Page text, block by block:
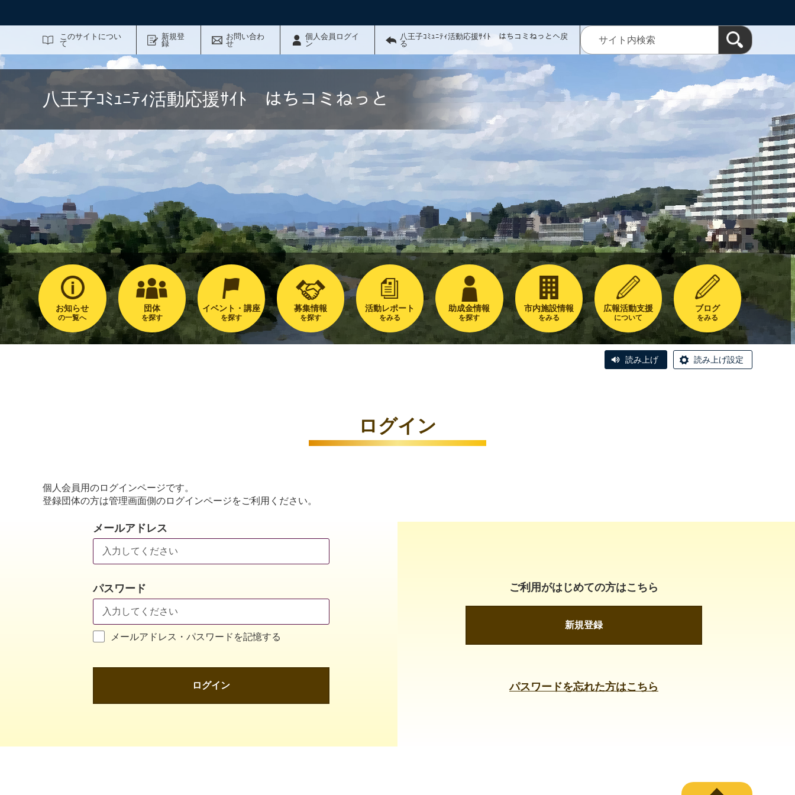
このサイトについ
て
新規登
録
お問い合わ
せ
個人会員ログイ
ン
八王子ｺﾐｭﾆﾃｨ活動応援ｻｲﾄ はちコミねっとへ戻
る
八王子ｺﾐｭﾆﾃｨ活動応援ｻｲﾄ はちコミねっと
お知らせ
の一覧へ
団体
を探す
イベント・講座
を探す
募集情報
を探す
活動レポート
をみる
助成金情報
を探す
市内施設情報
をみる
広報活動支援
について
ブログ
をみる
読み上げ 読み上げ設定
ログイン
個人会員用のログインページです。
登録団体の方は管理画面側のログインページをご利用ください。
メールアドレス
パスワード
メールアドレス・パスワードを記憶する
ログイン
ご利用がはじめての方はこちら
新規登録
パスワードを忘れた方はこちら